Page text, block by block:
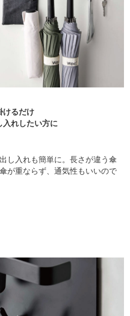
けるだけ
入れしたい方に
し入れも簡単に。長さが違う傘
が重ならず、通気性もいいので